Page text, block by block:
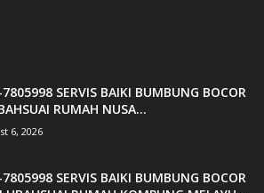
SERVIS BAIKI BUMBUNG BOCOR
RUMAH NUSA...
6, 2026
SERVIS BAIKI BUMBUNG BOCOR